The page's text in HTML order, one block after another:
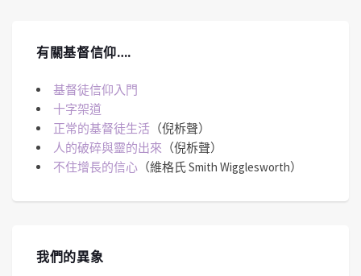
有關基督信仰….
基督徒信仰入門
十字架道
正常的基督徒生活 （倪柝聲）
人的破碎與靈的出來 （倪柝聲）
不住增長的信心 （維格氏 Smith Wigglesworth）
我們的異象